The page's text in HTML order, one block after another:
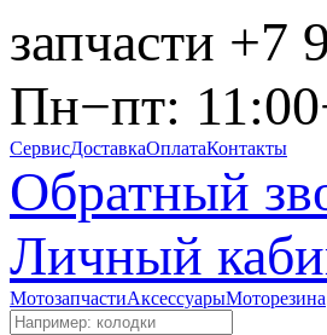
запчасти +7
Пн−пт:
СервисДоставкаОплатаКонтакты
Обратный
Личный
МотозапчастиАксессуарыМоторезина